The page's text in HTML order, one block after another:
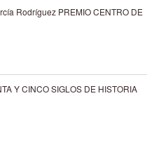
Rodríguez PREMIO CENTRO DE
Y CINCO SIGLOS DE HISTORIA